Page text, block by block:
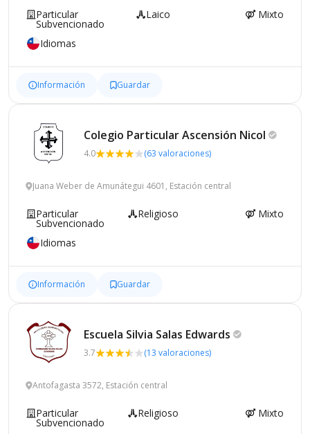
Particular
Subvencionado
Laico Mixto
Idiomas
Información Guardar
Colegio Particular Ascensión Nicol
4.0 (63 valoraciones)
Juana Weber de Amunátegui 4601, Estación central
Particular
Subvencionado
Religioso Mixto
Idiomas
Información Guardar
Escuela Silvia Salas Edwards
3.7 (13 valoraciones)
Antofagasta 3572, Estación central
Particular
Subvencionado
Religioso Mixto